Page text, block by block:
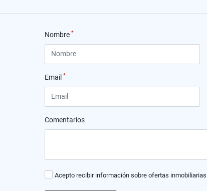
Nombre *
Email *
Comentarios
Acepto recibir información sobre ofertas inmobiliarias